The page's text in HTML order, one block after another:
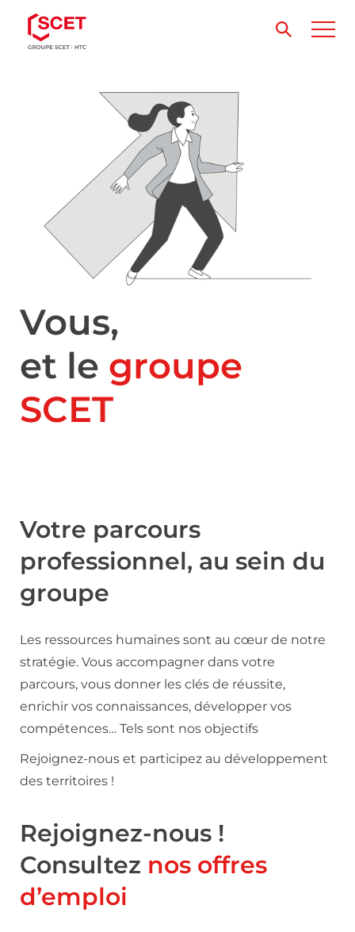
Vous,
et le groupe
SCET
Votre parcours
professionnel, au sein du
groupe
Les ressources humaines sont au cœur de notre
stratégie. Vous accompagner dans votre
parcours, vous donner les clés de réussite,
enrichir vos connaissances, développer vos
compétences… Tels sont nos objectifs
Rejoignez-nous et participez au développement
des territoires !
Rejoignez-nous !
Consultez nos offres
d’emploi